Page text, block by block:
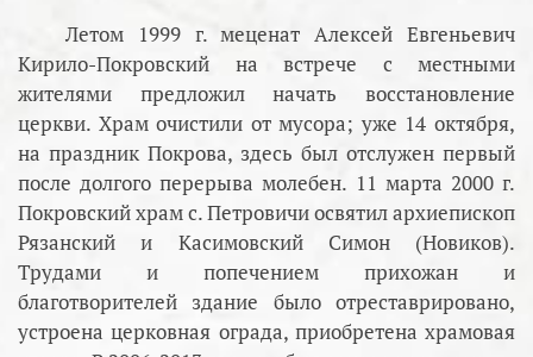
Летом 1999 г. меценат Алексей Евгеньевич
Кирило-Покровский на встрече с местными
жителями предложил начать восстановление
церкви. Храм очистили от мусора; уже 14 октября,
на праздник Покрова, здесь был отслужен первый
после долгого перерыва молебен. 11 марта 2000 г.
Покровский храм с. Петровичи освятил архиепископ
Рязанский и Касимовский Симон (Новиков).
Трудами и попечением прихожан и
благотворителей здание было отреставрировано,
устроена церковная ограда, приобретена храмовая